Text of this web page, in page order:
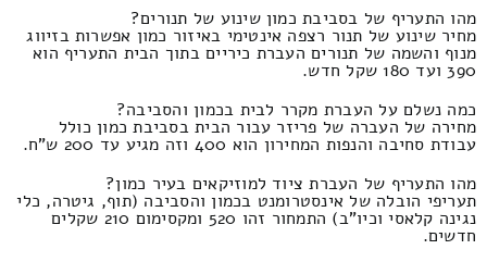
מהו התעריף של בסביבת כמון שינוע של תנורים?
מחיר שינוע של תנור רצפה אינטימי באיזור כמון אפשרות בזיווג
מנוף והשמה של תנורים העברת כיריים בתוך הבית התעריף הוא
390 ועד 180 שקל חדש.
כמה נשלם על העברת מקרר לבית בכמון והסביבה?
מחירה של העברה של פריזר עבור הבית בסביבת כמון כולל
עבודת סחיבה והנפות המחירון הוא 400 וזה מגיע עד 200 ש"ח.
מהו התעריף של העברת ציוד למוזיקאים בעיר כמון?
תעריפי הובלה של אינסטרומנט בכמון והסביבה (תוף, גיטרה, כלי
נגינה קלאסי וכיו"ב) התמחור זהו 520 ומקסימום 210 שקלים
חדשים.